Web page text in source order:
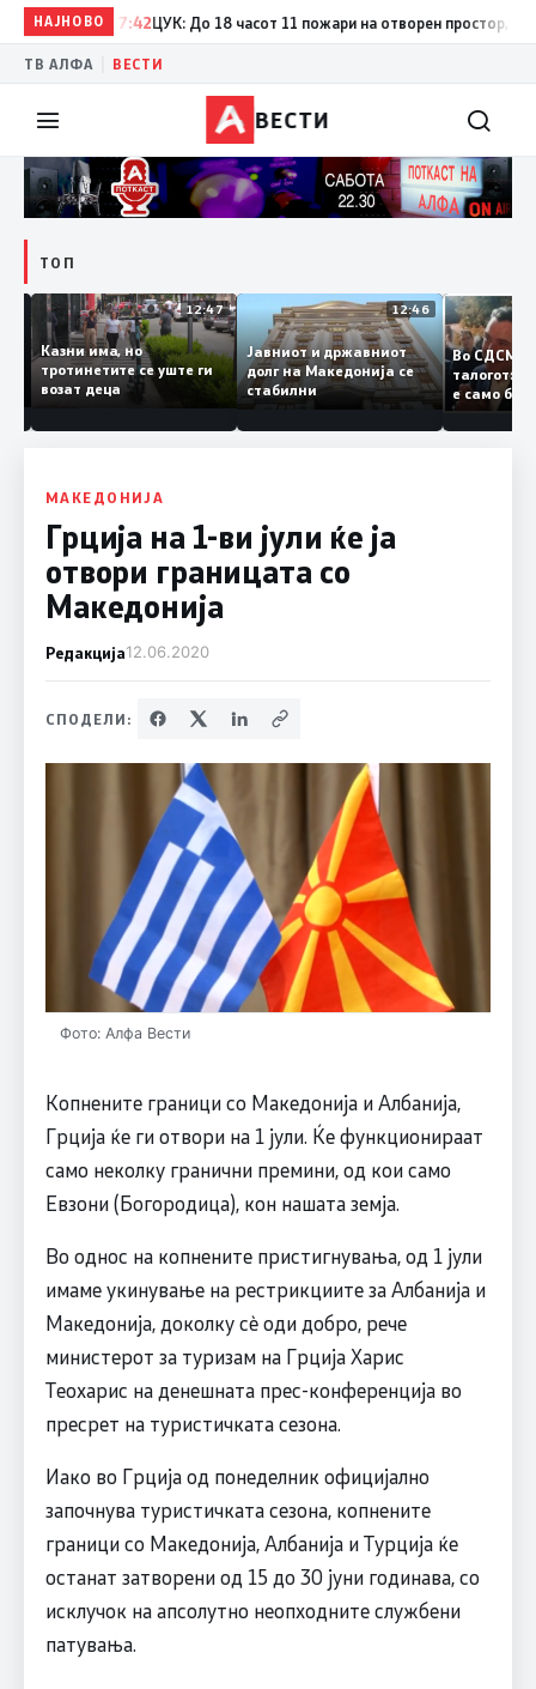
НАЈНОВО
17:42ЦУК: До 18 часот 11 пожари на отворен простор, од кои
ТВ АЛФА ВЕСТИ
ВЕСТИ
ТОП
12:47
Казни има, но
тротинетите се уште ги
возат деца
12:46
Јавниот и државниот
долг на Македонија се
стабилни
Во СДСМ
е само
копија
Заев
МАКЕДОНИЈА
Грција на 1-ви јули ќе ја
отвори границата со
Македонија
Редакција12.06.2020
СПОДЕЛИ:
Фото: Алфа Вести
Копнените граници со Македонија и Албанија,
Грција ќе ги отвори на 1 јули. Ќе функционираат
само неколку гранични премини, од кои само
Евзони (Богородица), кон нашата земја.
Во однос на копнените пристигнувања, од 1 јули
имаме укинување на рестрикциите за Албанија и
Македонија, доколку сè оди добро, рече
министерот за туризам на Грција Харис
Теохарис на денешната прес-конференција во
пресрет на туристичката сезона.
Иако во Грција од понеделник официјално
започнува туристичката сезона, копнените
граници со Македонија, Албанија и Турција ќе
останат затворени од 15 до 30 јуни годинава, со
исклучок на апсолутно неопходните службени
патувања.